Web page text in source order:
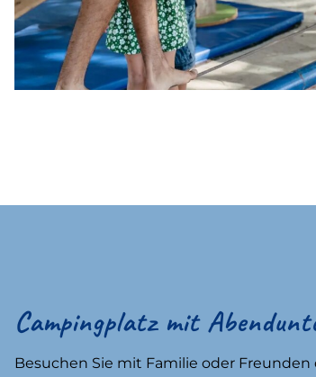
Campingplatz mit
Besuchen Sie mit Familie oder